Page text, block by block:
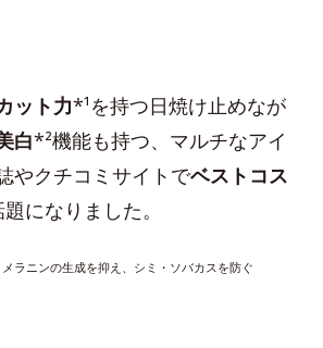
ット力*¹を持つ日焼け止めなが
白*²機能も持つ、マルチなアイ
やクチコミサイトでベストコス
になりました。
ラニンの生成を抑え、シミ・ソバカスを防ぐ